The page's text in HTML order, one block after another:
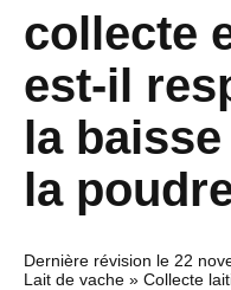
collecte
est-il
la
la
Dernière révision le 22
Lait de vache » Collecte